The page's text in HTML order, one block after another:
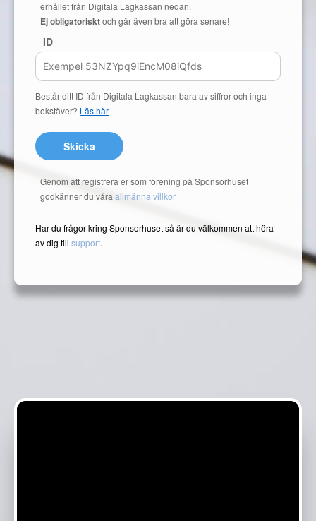
erhållet från Digitala Lagkassan nedan.
Ej obligatorisktoch går även bra att göra senare!
ID
Består ditt ID från Digitala Lagkassan bara av siffror och inga
bokstäver? Läs här
Skicka
Genom att registrera er som förening på Sponsorhuset
godkänner du våra allmänna villkor
Har du frågor kring Sponsorhuset så är du välkommen att höra
av dig till support.